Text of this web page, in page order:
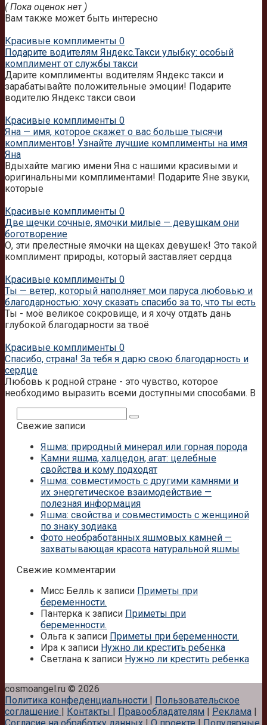
( Пока оценок нет )
Вам также может быть интересно
Красивые комплименты 0
Подарите водителям Яндекс.Такси улыбку: особый
комплимент от службы такси
Дарите комплименты водителям Яндекс такси и
зарабатывайте положительные эмоции! Подарите
водителю Яндекс такси свои
Красивые комплименты 0
Яна — имя, которое скажет о вас больше тысячи
комплиментов! Узнайте лучшие комплименты на имя
Яна
Вдыхайте магию имени Яна с нашими красивыми и
оригинальными комплиментами! Подарите Яне звуки,
которые
Красивые комплименты 0
Две щечки сочные, ямочки милые — девушкам они
боготворение
О, эти прелестные ямочки на щеках девушек! Это такой
комплимент природы, который заставляет сердца
Красивые комплименты 0
Ты — ветер, который наполняет мои паруса любовью и
благодарностью: хочу сказать спасибо за то, что ты есть
Ты - моё великое сокровище, и я хочу отдать дань
глубокой благодарности за твоё
Красивые комплименты 0
Спасибо, страна! За тебя я дарю свою благодарность и
сердце
Любовь к родной стране - это чувство, которое
необходимо выразить всеми доступными способами. В
Свежие записи
Яшма: природный минерал или горная порода
Камни яшма, халцедон, агат: целебные
свойства и кому подходят
Яшма: совместимость с другими камнями и
их энергетическое взаимодействие —
полезная информация
Яшма: свойства и совместимость с женщиной
по знаку зодиака
Фото необработанных яшмовых камней —
захватывающая красота натуральной яшмы
Свежие комментарии
Мисс Белль к записи Приметы при
беременности.
Пантерка к записи Приметы при
беременности.
Ольга к записи Приметы при беременности.
Ира к записи Нужно ли крестить ребенка
Светлана к записи Нужно ли крестить ребенка
cosmoangel.ru © 2026
Политика конфеденциальности | Пользовательское
соглашение | Контакты | Правообладателям | Реклама |
Согласие на обработку данных | О проекте | Популярные